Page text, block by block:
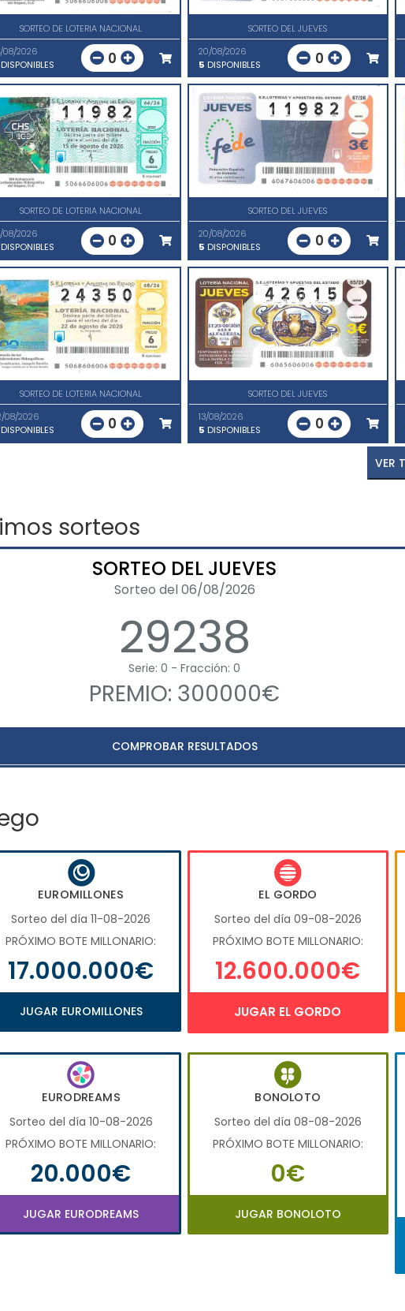
SORTEO DE LOTERIA NACIONAL
08/2026
DISPONIBLES 0
SORTEO DEL JUEVES
20/08/2026
5 DISPONIBLES 0
SORTEO DE LOTERIA NACIONAL
08/2026
DISPONIBLES 0
SORTEO DEL JUEVES
20/08/2026
5 DISPONIBLES 0
SORTEO DE LOTERIA NACIONAL
08/2026
DISPONIBLES 0
SORTEO DEL JUEVES
13/08/2026
5 DISPONIBLES 0
sorteos
SORTEO DEL JUEVES
Sorteo del 06/08/2026
29238
Serie: 0 - Fracción: 0
PREMIO: 300000€
COMPROBAR RESULTADOS
EUROMILLONES
Sorteo del día 11-08-2026
PRÓXIMO BOTE MILLONARIO:
17.000.000€
JUGAR EUROMILLONES
EL GORDO
Sorteo del día 09-08-2026
PRÓXIMO BOTE MILLONARIO:
12.600.000€
JUGAR EL GORDO
EURODREAMS
Sorteo del día 10-08-2026
PRÓXIMO BOTE MILLONARIO:
20.000€
JUGAR EURODREAMS
BONOLOTO
Sorteo del día 08-08-2026
PRÓXIMO BOTE MILLONARIO:
0€
JUGAR BONOLOTO